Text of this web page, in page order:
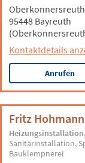
95448 Bayreuth
Kontaktdetails
Anrufen
Fritz
Heizungsinstallation
Sanitärinstallation
Bauklempnerei